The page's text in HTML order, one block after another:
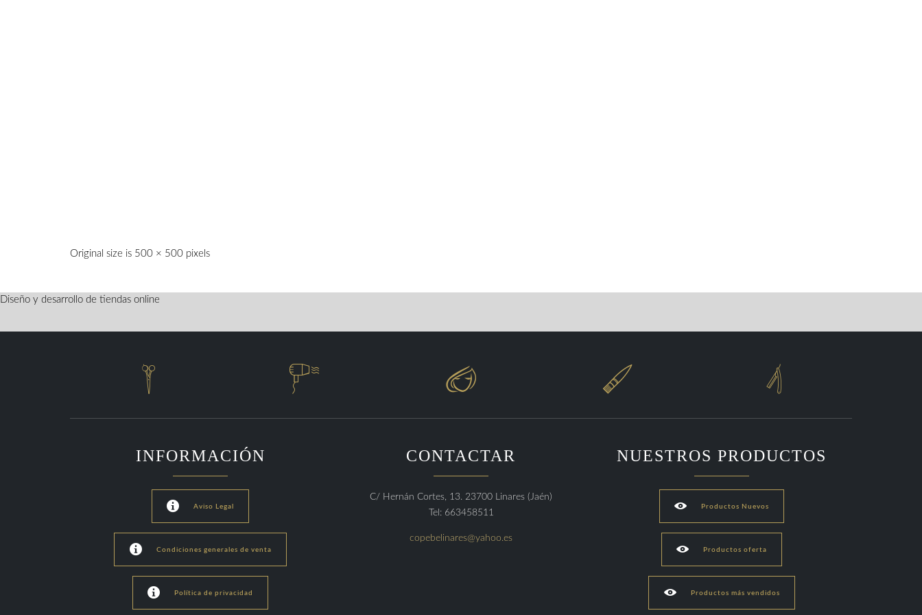
Original size is 500 × 500 pixels
    
INFORMACIÓN
 Aviso Legal
 Condiciones generales de venta
 Política de privacidad
CONTACTAR
C/ Hernán Cortes, 13. 23700 Linares (Jaén)
Tel: 663458511
copebelinares@yahoo.es
NUESTROS PRODUCTOS
 Productos Nuevos
 Productos oferta
 Productos más vendidos
Diseño y desarrollo de tiendas online